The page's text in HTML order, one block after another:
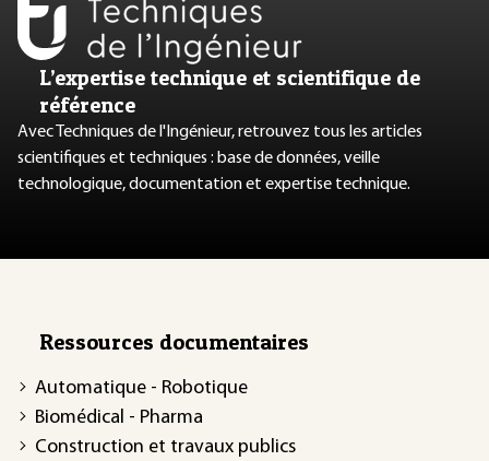
L’expertise technique et scientifique de
référence
Avec Techniques de l'Ingénieur, retrouvez tous les articles
scientifiques et techniques : base de données, veille
technologique, documentation et expertise technique.
Ressources documentaires
Automatique - Robotique
Biomédical - Pharma
Construction et travaux publics